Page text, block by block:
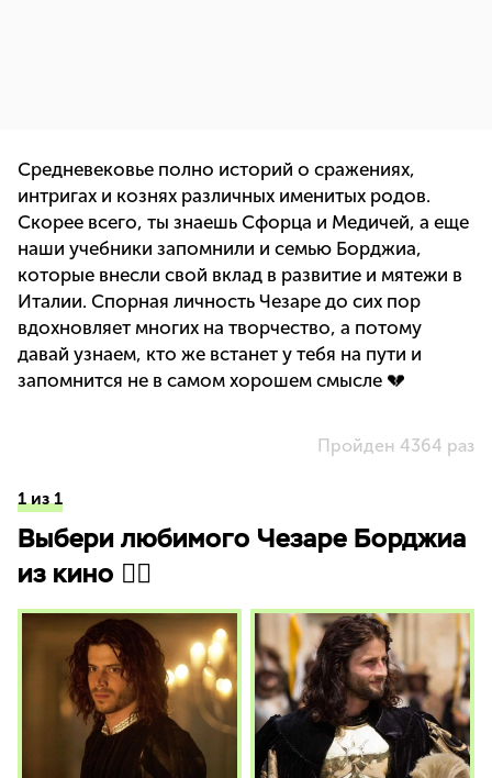
Средневековье полно историй о сражениях,
интригах и кознях различных именитых родов.
Скорее всего, ты знаешь Сфорца и Медичей, а еще
наши учебники запомнили и семью Борджиа,
которые внесли свой вклад в развитие и мятежи в
Италии. Спорная личность Чезаре до сих пор
вдохновляет многих на творчество, а потому
давай узнаем, кто же встанет у тебя на пути и
запомнится не в самом хорошем смысле 💔
Пройден 4364 раз
1 из 1
Выбери любимого Чезаре Борджиа
из кино 👇🏻